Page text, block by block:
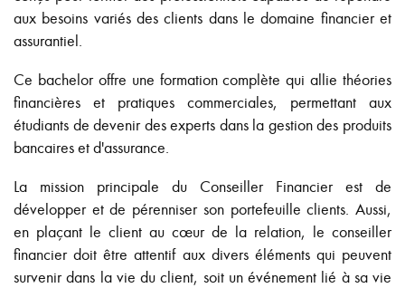
aux besoins variés des clients dans le domaine financier et
assurantiel.
Ce bachelor offre une formation complète qui allie théories
financières et pratiques commerciales, permettant aux
étudiants de devenir des experts dans la gestion des produits
bancaires et d'assurance.
La mission principale du Conseiller Financier est de
développer et de pérenniser son portefeuille clients. Aussi,
en plaçant le client au cœur de la relation, le conseiller
financier doit être attentif aux divers éléments qui peuvent
survenir dans la vie du client, soit un événement lié à sa vie